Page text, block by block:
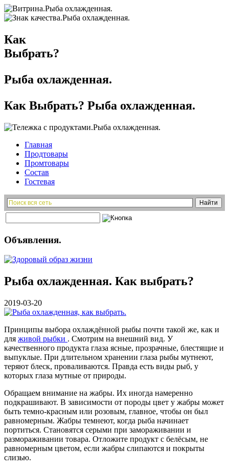
Как
Выбрать?
Рыба охлажденная.
Как Выбрать? Рыба охлажденная.
Главная
Продтовары
Промтовары
Состав
Гостевая
Объявления.
Рыба охлажденная. Как выбрать?
2019-03-20
Принципы выбора охлаждённой рыбы почти такой же, как и
для живой рыбки . Смотрим на внешний вид. У
качественного продукта глаза ясные, прозрачные, блестящие и
выпуклые. При длительном хранении глаза рыбы мутнеют,
теряют блеск, проваливаются. Правда есть виды рыб, у
которых глаза мутные от природы.
Обращаем внимание на жабры. Их иногда намеренно
подкрашивают. В зависимости от породы цвет у жабры может
быть темно-красным или розовым, главное, чтобы он был
равномерным. Жабры темнеют, когда рыба начинает
портиться. Становятся серыми при замораживании и
размораживании товара. Отложите продукт с белёсым, не
равномерным цветом, если жабры слипаются и покрыты
слизью.